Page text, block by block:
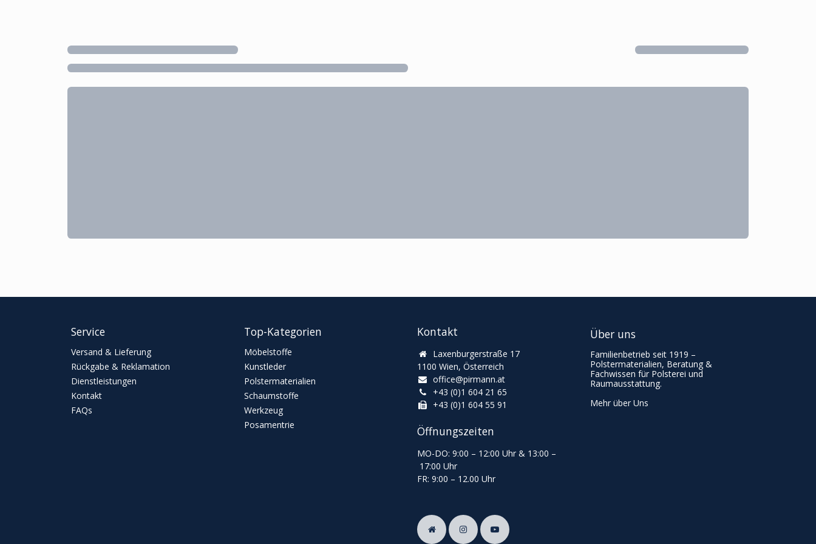
Service
Versand & Lieferung
Rückgabe & Reklamation
Dienstleistungen
Kontakt
FAQs
Top-Kategorien
Möbelstoffe
Kunstleder
Polstermaterialien
Schaumstoffe
Werkzeug
Posamentrie
Kontakt
Laxenburgerstraße 17
1100 Wien, Österreich
office@pirmann.at
+43 (0)1 604 21 65
+43 (0)1 604 55 91
Öffnungszeiten
MO-DO: 9:00 – 12:00 Uhr & 13:00 –
17:00 Uhr
FR: 9:00 – 12.00 Uhr
Über uns
Familienbetrieb seit 1919 –
Polstermaterialien, Beratung &
Fachwissen für Polsterei und
Raumausstattung.
Mehr über Uns